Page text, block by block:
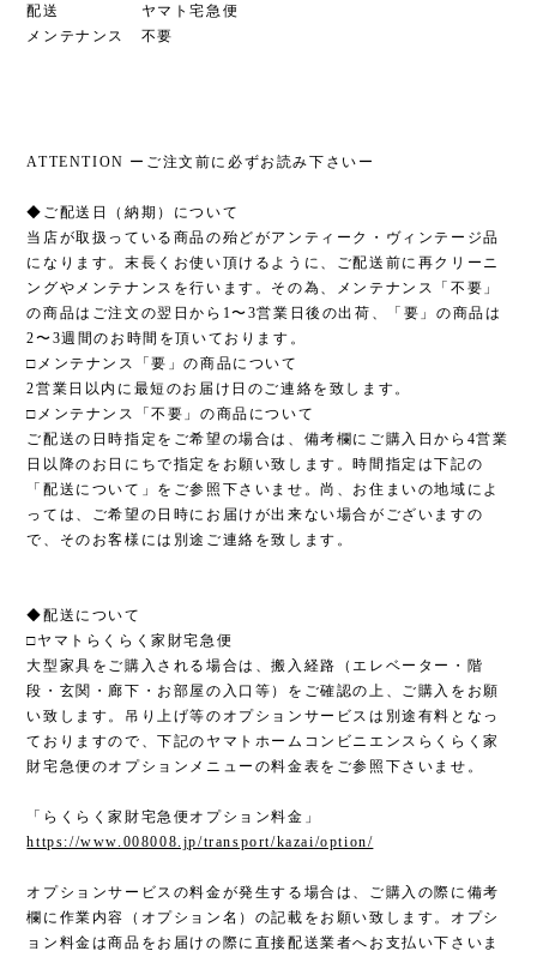
配送 ヤマト宅急便
メンテナンス 不要
ATTENTION ーご注文前に必ずお読み下さいー
◆ご配送日（納期）について
当店が取扱っている商品の殆どがアンティーク・ヴィンテージ品
になります。末長くお使い頂けるように、ご配送前に再クリーニ
ングやメンテナンスを行います。その為、メンテナンス「不要」
の商品はご注文の翌日から1〜3営業日後の出荷、「要」の商品は
2〜3週間のお時間を頂いております。
□メンテナンス「要」の商品について
2営業日以内に最短のお届け日のご連絡を致します。
□メンテナンス「不要」の商品について
ご配送の日時指定をご希望の場合は、備考欄にご購入日から4営業
日以降のお日にちで指定をお願い致します。時間指定は下記の
「配送について」をご参照下さいませ。尚、お住まいの地域によ
っては、ご希望の日時にお届けが出来ない場合がございますの
で、そのお客様には別途ご連絡を致します。
◆配送について
□ヤマトらくらく家財宅急便
大型家具をご購入される場合は、搬入経路（エレベーター・階
段・玄関・廊下・お部屋の入口等）をご確認の上、ご購入をお願
い致します。吊り上げ等のオプションサービスは別途有料となっ
ておりますので、下記のヤマトホームコンビニエンスらくらく家
財宅急便のオプションメニューの料金表をご参照下さいませ。
「らくらく家財宅急便オプション料金」
https://www.008008.jp/transport/kazai/option/
オプションサービスの料金が発生する場合は、ご購入の際に備考
欄に作業内容（オプション名）の記載をお願い致します。オプシ
ョン料金は商品をお届けの際に直接配送業者へお支払い下さいま